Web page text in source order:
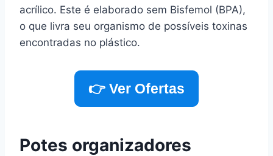
acrílico. Este é elaborado sem Bisfemol (BPA),
o que livra seu organismo de possíveis toxinas
encontradas no plástico.
👉 Ver Ofertas
Potes organizadores